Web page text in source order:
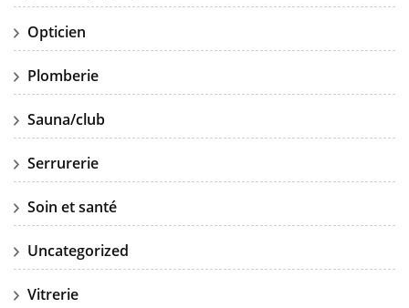
Opticien
Plomberie
Sauna/club
Serrurerie
Soin et santé
Uncategorized
Vitrerie